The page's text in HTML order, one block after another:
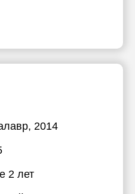
2014
2 лет